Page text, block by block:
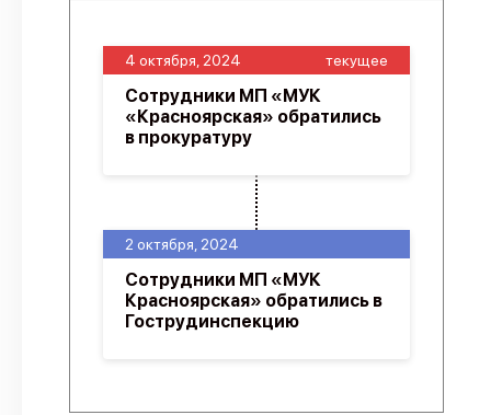
2 октября, 2024
Сотрудники МП «МУК
Красноярская» обратились в
Гострудинспекцию
4 октября, 2024 текущее
Сотрудники МП «МУК
«Красноярская» обратились
в прокуратуру